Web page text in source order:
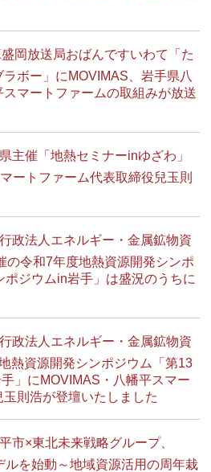
岡放送局おばんですいわて「た
ボー」にMOVIMAS、岩手県八
マートファームの取組みが放送
主催「地熱セミナーinゆざわ」
ートファーム代表取締役兒玉則
政法人エネルギー・金属鉱物資
の令和7年度地熱資源開発シンポ
ポジウムin岩手」は盛況のうちに
政法人エネルギー・金属鉱物資
熱資源開発シンポジウム「第13
」にMOVIMAS・八幡平スマー
玉則浩が登壇いたしました
市×東北未来戦略グループ、
ルを始動～地域資源活用の周年栽